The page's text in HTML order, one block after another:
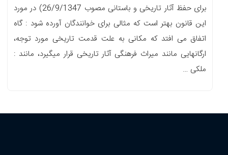
برای حفظ آثار تاریخی و باستانی مصوب 26/9/1347) در مورد
این قانون بهتر است که مثالی برای خوانندگان آورده شود : گاه
اتفاق می افتد که مکانی به علت قدمت تاریخی مورد توجه،
ارگانهایی مانند میراث فرهنگی آثار تاریخی قرار میگیرد، مانند :
ملکی …